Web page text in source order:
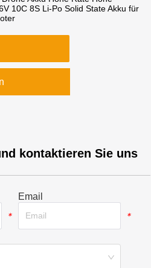
10C 8S Li-Po Solid State Akku für
kontaktieren Sie uns
*
Email
*